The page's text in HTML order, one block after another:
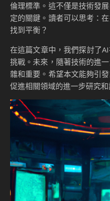
倫理標準。這不僅是技術發
定的關鍵。讀者可以思考：
找到平衡？
在這篇文章中，我們探討了
挑戰。未來，隨著技術的進
雜和重要。希望本文能夠引
促進相關領域的進一步研究和